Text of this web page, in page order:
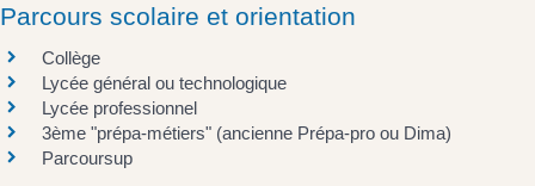
Parcours scolaire et orientation
Collège
Lycée général ou technologique
Lycée professionnel
3ème "prépa-métiers" (ancienne Prépa-pro ou Dima)
Parcoursup